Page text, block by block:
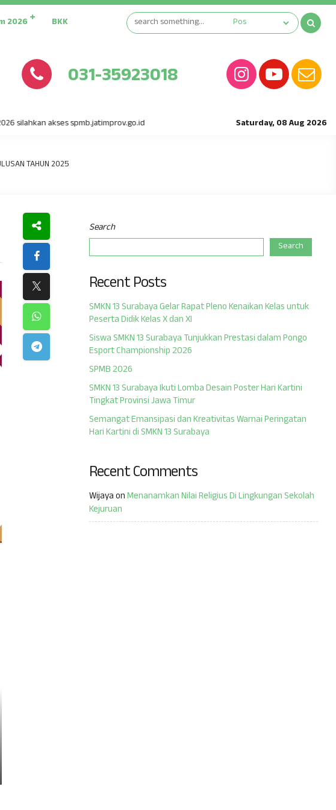
2026 BKK
031-35923018
Saturday, 08 Aug 2026
silahkan akses spmb.jatimprov.go.id
TAHUN 2025
Search
Search
Recent Posts
SMKN 13 Surabaya Gelar Rapat Pleno Kenaikan Kelas untuk
Peserta Didik Kelas X dan XI
Siswa SMKN 13 Surabaya Tunjukkan Prestasi dalam Pongo
Esport Championship 2026
SPMB 2026
SMKN 13 Surabaya Ikuti Lomba Desain Poster Hari Kartini
Tingkat Provinsi Jawa Timur
Semangat Emansipasi dan Kreativitas Warnai Peringatan
Hari Kartini di SMKN 13 Surabaya
Recent Comments
WijayaonMenanamkan Nilai Religius Di Lingkungan Sekolah
Kejuruan